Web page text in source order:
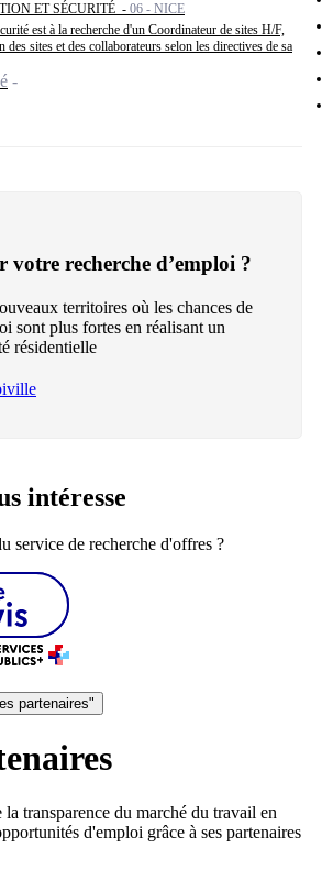
ET SÉCURITÉ - 06 - NICE
est à la recherche d'un Coordinateur de sites H/F,
sites et des collaborateurs selon les directives de sa
votre recherche d’emploi ?
territoires où les chances de
sont plus fortes en réalisant un
résidentielle
intéresse
service de recherche d'offres ?
partenaires"
transparence du marché du travail en
d'emploi grâce à ses partenaires